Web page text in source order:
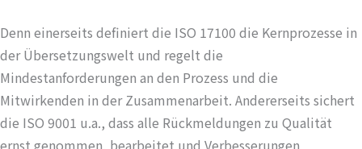
Denn einerseits definiert die ISO 17100 die Kernprozesse in
der Übersetzungswelt und regelt die
Mindestanforderungen an den Prozess und die
Mitwirkenden in der Zusammenarbeit. Andererseits sichert
die ISO 9001 u.a., dass alle Rückmeldungen zu Qualität
ernst genommen, bearbeitet und Verbesserungen